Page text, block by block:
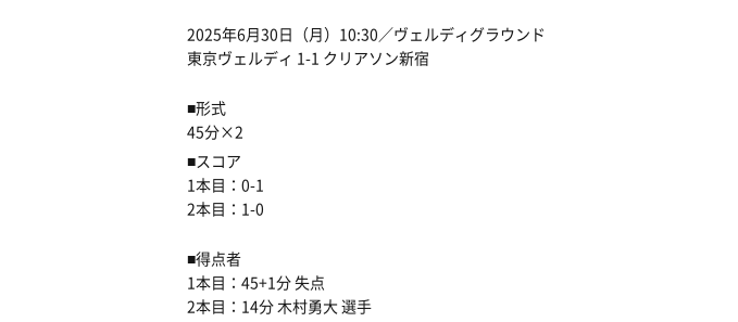
2025年6月30日（月）10:30／ヴェルディグラウンド
東京ヴェルディ 1-1 クリアソン新宿
■形式
45分×2
■スコア
1本目：0-1
2本目：1-0
■得点者
1本目：45+1分 失点
2本目：14分 木村勇大 選手